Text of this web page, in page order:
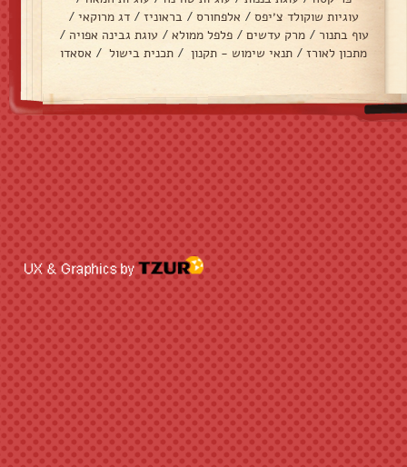
עוגיות שוקולד צ׳יפס / אלפחורס / בראוניז / דג מרוקאי /
עוף בתנור / מרק עדשים / פלפל ממולא / עוגת גבינה אפויה /
מתכון לאורז / תנאי שימוש - תקנון / תכנית בישול / אסאדו